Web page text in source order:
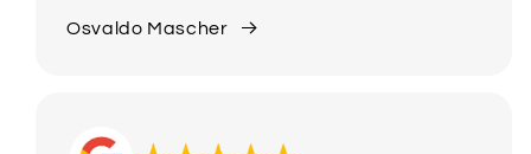
Osvaldo Mascher